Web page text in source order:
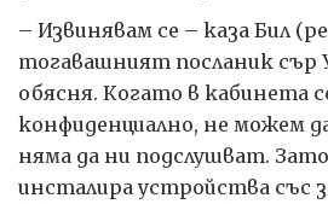
– Извинявам се – каза Бил
тогавашният посланик сър
обясня. Когато в кабинета
конфиденциално, не можем
няма да ни подслушват.
инсталира устройства със